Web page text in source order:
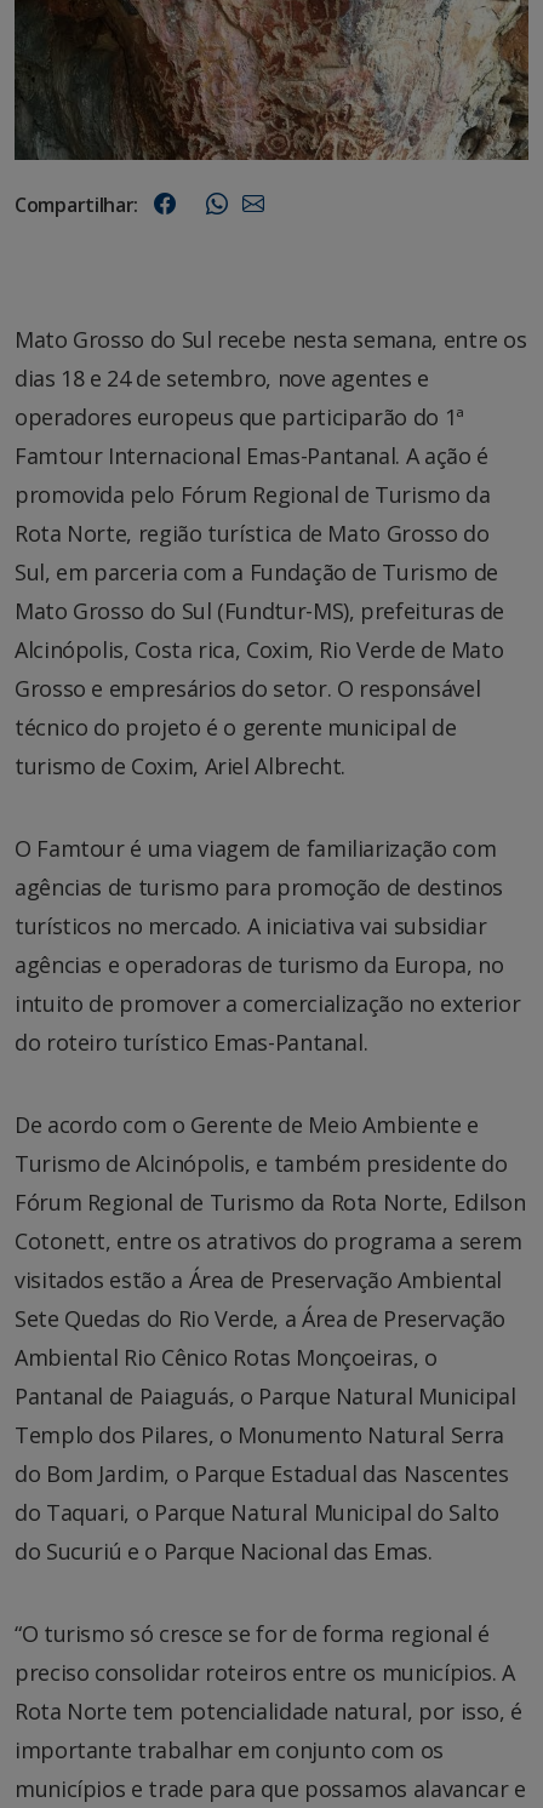
Compartilhar:
Mato Grosso do Sul recebe nesta semana, entre os
dias 18 e 24 de setembro, nove agentes e
operadores europeus que participarão do 1ª
Famtour Internacional Emas-Pantanal. A ação é
promovida pelo Fórum Regional de Turismo da
Rota Norte, região turística de Mato Grosso do
Sul, em parceria com a Fundação de Turismo de
Mato Grosso do Sul (Fundtur-MS), prefeituras de
Alcinópolis, Costa rica, Coxim, Rio Verde de Mato
Grosso e empresários do setor. O responsável
técnico do projeto é o gerente municipal de
turismo de Coxim, Ariel Albrecht.
O Famtour é uma viagem de familiarização com
agências de turismo para promoção de destinos
turísticos no mercado. A iniciativa vai subsidiar
agências e operadoras de turismo da Europa, no
intuito de promover a comercialização no exterior
do roteiro turístico Emas-Pantanal.
De acordo com o Gerente de Meio Ambiente e
Turismo de Alcinópolis, e também presidente do
Fórum Regional de Turismo da Rota Norte, Edilson
Cotonett, entre os atrativos do programa a serem
visitados estão a Área de Preservação Ambiental
Sete Quedas do Rio Verde, a Área de Preservação
Ambiental Rio Cênico Rotas Monçoeiras, o
Pantanal de Paiaguás, o Parque Natural Municipal
Templo dos Pilares, o Monumento Natural Serra
do Bom Jardim, o Parque Estadual das Nascentes
do Taquari, o Parque Natural Municipal do Salto
do Sucuriú e o Parque Nacional das Emas.
“O turismo só cresce se for de forma regional é
preciso consolidar roteiros entre os municípios. A
Rota Norte tem potencialidade natural, por isso, é
importante trabalhar em conjunto com os
municípios e trade para que possamos alavancar e